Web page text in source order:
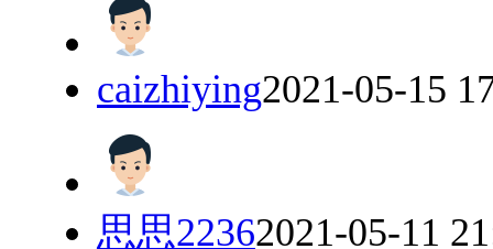
caizhiying2021-05-15
思思22362021-05-11